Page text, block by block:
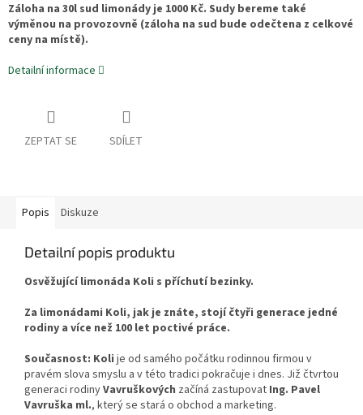
Záloha na 30l sud limonády je 1000 Kč. Sudy bereme také
výměnou na provozovně (záloha na sud bude odečtena z celkové
ceny na místě).
Detailní informace
ZEPTAT SE SDÍLET
Popis Diskuze
Detailní popis produktu
Osvěžující limonáda Koli s příchutí bezinky.
Za limonádami Koli, jak je znáte, stojí čtyři generace jedné
rodiny a více než 100 let poctivé práce.
Současnost: Koli je od samého počátku rodinnou firmou v
pravém slova smyslu a v této tradici pokračuje i dnes. Již čtvrtou
generaci rodinyVavruškových začíná zastupovat Ing. Pavel
Vavruška ml., který se stará o obchod a marketing.